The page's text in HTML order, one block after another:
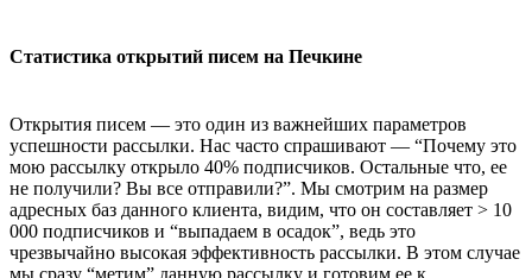
Статистика открытий писем на Печкине
Открытия писем — это один из важнейших параметров
успешности рассылки. Нас часто спрашивают — “Почему это
мою рассылку открыло 40% подписчиков. Остальные что, ее
не получили? Вы все отправили?”. Мы смотрим на размер
адресных баз данного клиента, видим, что он составляет > 10
000 подписчиков и “выпадаем в осадок”, ведь это
чрезвычайно высокая эффективность рассылки. В этом случае